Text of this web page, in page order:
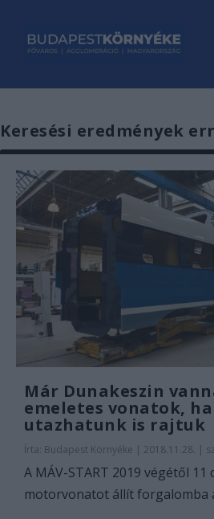
Keresési eredmények
Már Dunakeszin
emeletes vonatok,
utazhatunk is rajtuk
Írta: Budapest Környéke | 2018.11.28. |
A MÁV-START 2019 végétől
motorvonatot állít forgalomba